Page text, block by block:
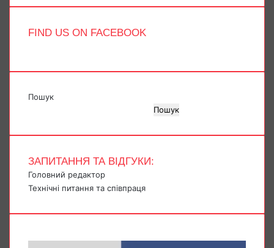
FIND US ON FACEBOOK
Пошук
Пошук
ЗАПИТАННЯ ТА ВІДГУКИ:
Головний редактор
Технічні питання та співпраця